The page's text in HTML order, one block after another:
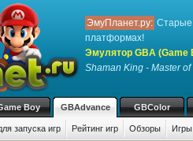
ЭмуПланет.ру: Старые
платформах!
Эмулятор GBA (Game
Shaman King - Master of
Boy GBAdvance GBColor
запуска игр Рейтинг игр Обзоры